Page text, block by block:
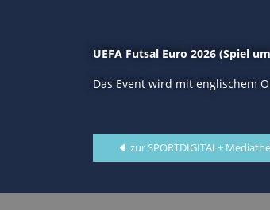
UEFA Futsal Euro 2026 (Spiel
Das Event wird mit englischem
zur SPORTDIGITAL+